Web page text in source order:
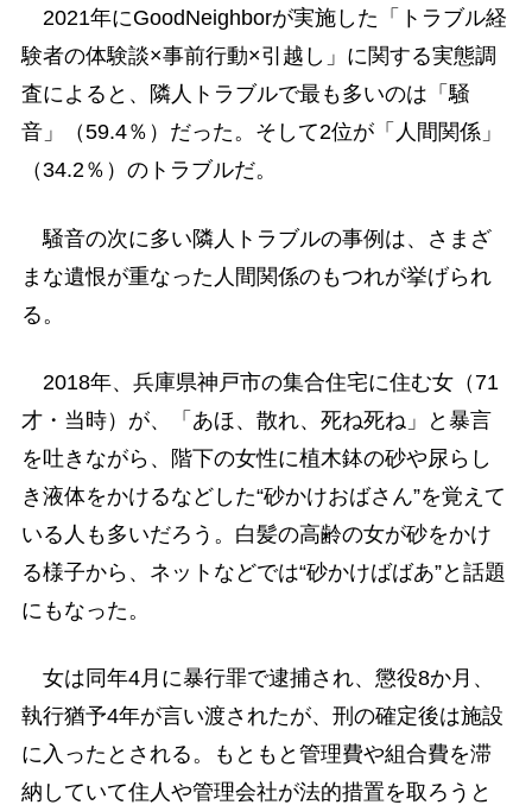
2021年にGoodNeighborが実施した「トラブル経
験者の体験談×事前行動×引越し」に関する実態調
査によると、隣人トラブルで最も多いのは「騒
音」（59.4％）だった。そして2位が「人間関係」
（34.2％）のトラブルだ。
騒音の次に多い隣人トラブルの事例は、さまざ
まな遺恨が重なった人間関係のもつれが挙げられ
る。
2018年、兵庫県神戸市の集合住宅に住む女（71
才・当時）が、「あほ、散れ、死ね死ね」と暴言
を吐きながら、階下の女性に植木鉢の砂や尿らし
き液体をかけるなどした“砂かけおばさん”を覚えて
いる人も多いだろう。白髪の高齢の女が砂をかけ
る様子から、ネットなどでは“砂かけばばあ”と話題
にもなった。
女は同年4月に暴行罪で逮捕され、懲役8か月、
執行猶予4年が言い渡されたが、刑の確定後は施設
に入ったとされる。もともと管理費や組合費を滞
納していて住人や管理会社が法的措置を取ろうと